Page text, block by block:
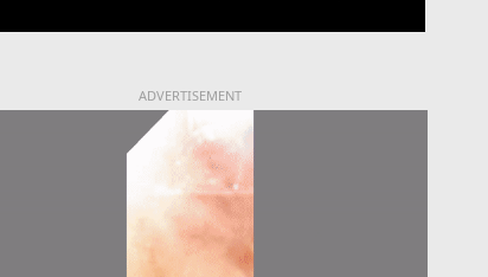
ADVERTISEMENT